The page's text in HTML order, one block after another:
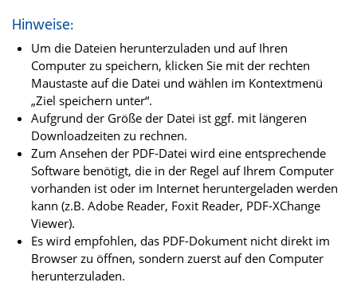
Hinweise:
Um die Dateien herunterzuladen und auf Ihren
Computer zu speichern, klicken Sie mit der rechten
Maustaste auf die Datei und wählen im Kontextmenü
„Ziel speichern unter“.
Aufgrund der Größe der Datei ist ggf. mit längeren
Downloadzeiten zu rechnen.
Zum Ansehen der PDF-Datei wird eine entsprechende
Software benötigt, die in der Regel auf Ihrem Computer
vorhanden ist oder im Internet heruntergeladen werden
kann (z.B. Adobe Reader, Foxit Reader, PDF-XChange
Viewer).
Es wird empfohlen, das PDF-Dokument nicht direkt im
Browser zu öffnen, sondern zuerst auf den Computer
herunterzuladen.